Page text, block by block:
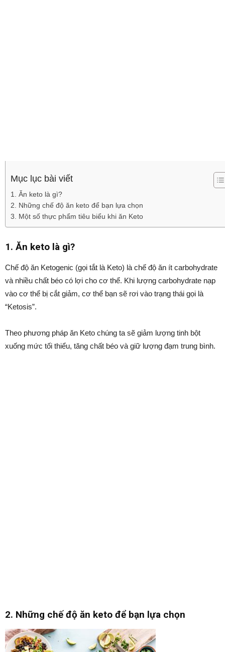
Mục lục bài viết
1. Ăn keto là gì?
2. Những chế độ ăn keto để bạn lựa chọn
3. Một số thực phẩm tiêu biểu khi ăn Keto
1. Ăn keto là gì?
Chế độ ăn Ketogenic (gọi tắt là Keto) là chế độ ăn ít carbohydrate
và nhiều chất béo có lợi cho cơ thể. Khi lượng carbohydrate nạp
vào cơ thể bị cắt giảm, cơ thể bạn sẽ rơi vào trạng thái gọi là
“Ketosis”.
Theo phương pháp ăn Keto chúng ta sẽ giảm lượng tinh bột
xuống mức tối thiểu, tăng chất béo và giữ lượng đạm trung bình.
2. Những chế độ ăn keto để bạn lựa chọn